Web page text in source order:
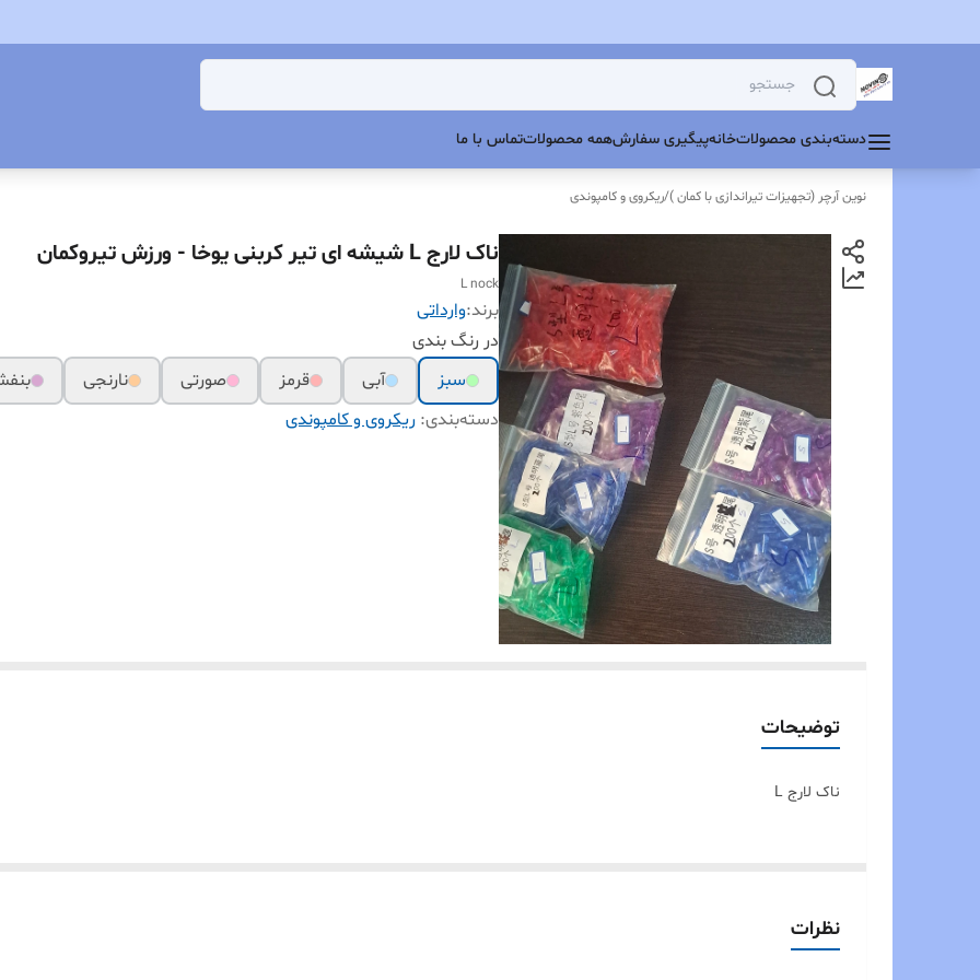
دسته‌بندی محصولاتخانهپیگیری سفارشهمه محصولاتتماس با ما
نوین آرچر (تجهیزات تیراندازی با کمان )/ریکروی و کامپوندی
ناک لارج L شیشه ای تیر کربنی یوخا - ورزش تیروکمان
L nock
برند:وارداتی
در رنگ بندی
سبز
آبی قرمز صورتی نارنجی
دسته‌بندی: ریکروی و کامپوندی
توضیحات
ناک لارج L
نظرات